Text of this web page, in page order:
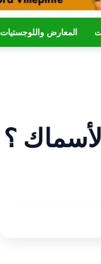
المعارض واللوجستيات
؟